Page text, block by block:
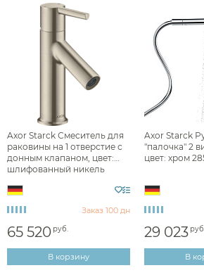
Фены и
Диспенсеры ватных
Axor Starck Смеситель для
раковины на 1 отверстие с
донным клапаном, цвет:
шлифованный никель
Заказ 100 дн
65 520 руб.
В корзину
Axor Starck
"палочка" 2
цвет: хром
29 023
В